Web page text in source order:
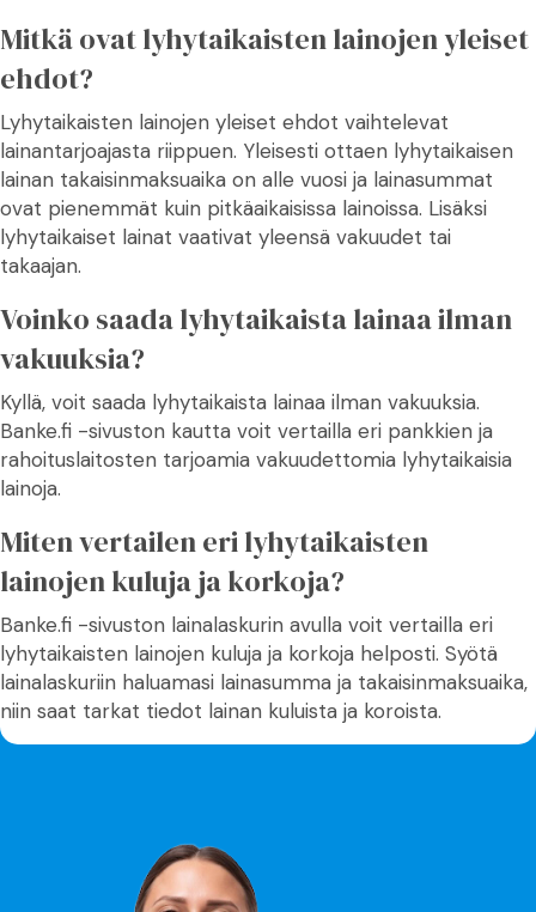
Mitkä ovat lyhytaikaisten lainojen yleiset
ehdot?
Lyhytaikaisten lainojen yleiset ehdot vaihtelevat
lainantarjoajasta riippuen. Yleisesti ottaen lyhytaikaisen
lainan takaisinmaksuaika on alle vuosi ja lainasummat
ovat pienemmät kuin pitkäaikaisissa lainoissa. Lisäksi
lyhytaikaiset lainat vaativat yleensä vakuudet tai
takaajan.
Voinko saada lyhytaikaista lainaa ilman
vakuuksia?
Kyllä, voit saada lyhytaikaista lainaa ilman vakuuksia.
Banke.fi -sivuston kautta voit vertailla eri pankkien ja
rahoituslaitosten tarjoamia vakuudettomia lyhytaikaisia
lainoja.
Miten vertailen eri lyhytaikaisten
lainojen kuluja ja korkoja?
Banke.fi -sivuston lainalaskurin avulla voit vertailla eri
lyhytaikaisten lainojen kuluja ja korkoja helposti. Syötä
lainalaskuriin haluamasi lainasumma ja takaisinmaksuaika,
niin saat tarkat tiedot lainan kuluista ja koroista.